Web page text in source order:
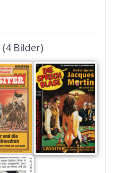
(4 Bilder)